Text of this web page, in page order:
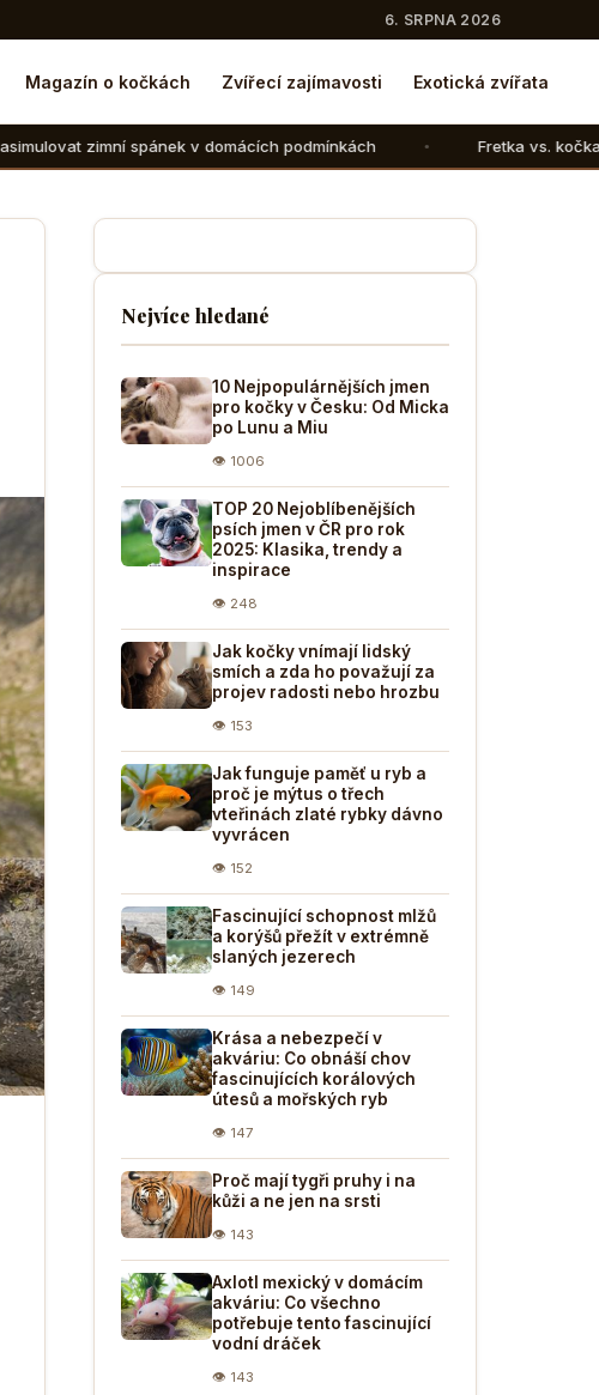
6. SRPNA 2026
Magazín o kočkách Zvířecí zajímavosti Exotická zvířata
v domácích podmínkách Fretka vs. kočka: V čem se liší
Nejvíce hledané
10 Nejpopulárnějších jmen
pro kočky v Česku: Od Micka
po Lunu a Miu
👁 1006
TOP 20 Nejoblíbenějších
psích jmen v ČR pro rok
2025: Klasika, trendy a
inspirace
👁 248
Jak kočky vnímají lidský
smích a zda ho považují za
projev radosti nebo hrozbu
👁 153
Jak funguje paměť u ryb a
proč je mýtus o třech
vteřinách zlaté rybky dávno
vyvrácen
👁 152
Fascinující schopnost mlžů
a korýšů přežít v extrémně
slaných jezerech
👁 149
Krása a nebezpečí v
akváriu: Co obnáší chov
fascinujících korálových
útesů a mořských ryb
👁 147
Proč mají tygři pruhy i na
kůži a ne jen na srsti
👁 143
Axlotl mexický v domácím
akváriu: Co všechno
potřebuje tento fascinující
vodní dráček
👁 143